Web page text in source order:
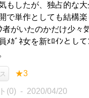
もしたが、独占的な
で単作としても結構
者がいたのかだけ少々
ﾒｶﾞﾈ女を新ﾋﾛｲﾝとし
★3
(0) 2020/04/20